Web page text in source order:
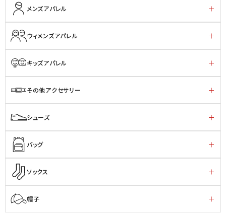
メンズアパレル
ウィメンズアパレル
キッズアパレル
その他アクセサリー
シューズ
バッグ
ソックス
帽子